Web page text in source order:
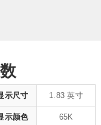
示尺寸 1.83 英寸
示颜色 65K